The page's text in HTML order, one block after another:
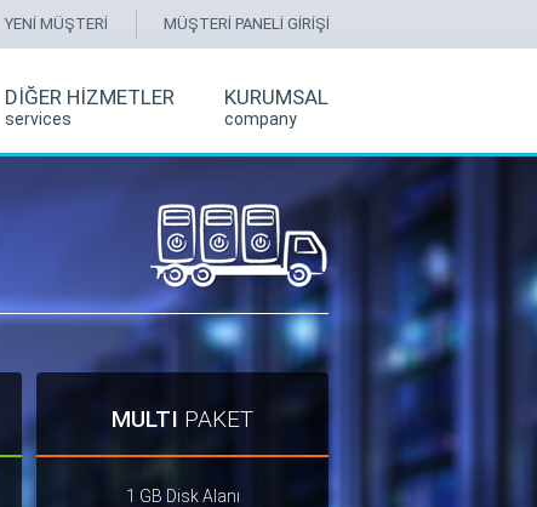
YENİ MÜŞTERİ MÜŞTERİ PANELİ GİRİŞİ
DİĞER HİZMETLER
services
KURUMSAL
company
MULTI PAKET
1 GB Disk Alanı